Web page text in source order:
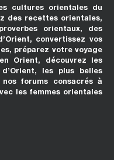
cultures orientales du
des recettes orientales,
orientaux, des
convertissez vos
préparez votre voyage
Orient, découvrez les
les plus belles
forums consacrés à
les femmes orientales